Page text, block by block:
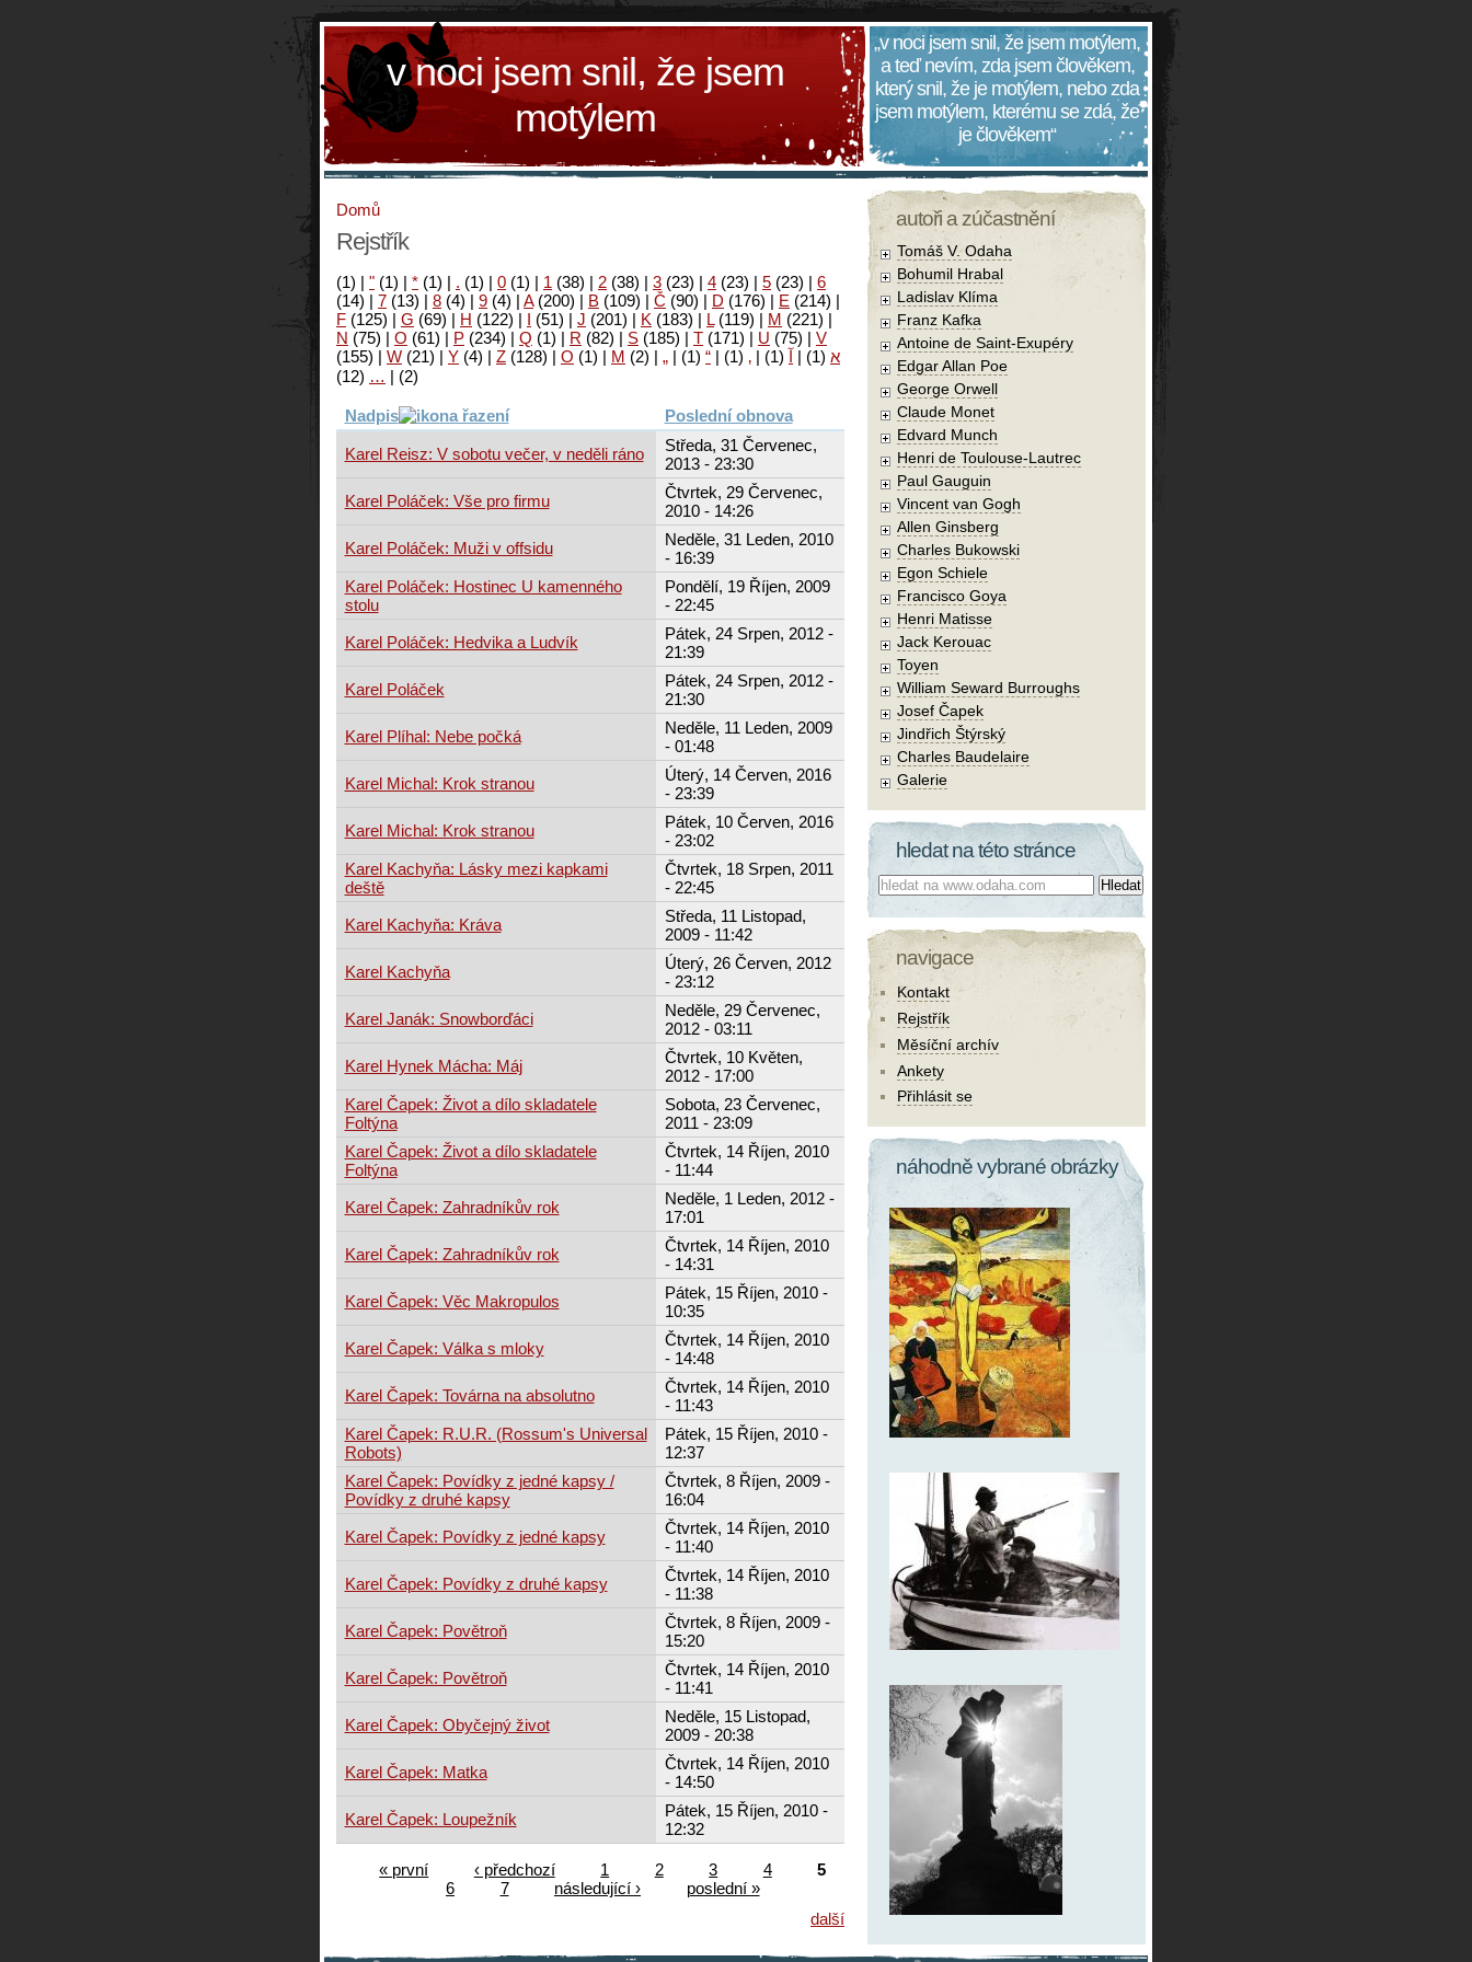
v noci jsem snil, že jsem
motýlem
„v noci jsem snil, že jsem motýlem,
a teď nevím, zda jsem člověkem,
který snil, že je motýlem, nebo zda
jsem motýlem, kterému se zdá, že
je člověkem“
Domů
Rejstřík
(1) | " (1) | * (1) | . (1) | 0 (1) | 1 (38) | 2 (38) | 3 (23) | 4 (23) | 5 (23) | 6
(14) | 7 (13) | 8 (4) | 9 (4) | A(200) | B (109) | Č (90) | D (176) | E (214) |
F (125) | G (69) | H (122) | I (51) | J (201) | K (183) | L(119) | M (221) |
N (75) | O (61) | P (234) | Q (1) | R (82) | S (185) | T (171) | U (75) | V
(155) | W (21) | Y (4) | Z (128) | Ο (1) | М (2) | א (1)
| آ (1)
|
‚
(1)
|
“
(1)
|
„
(2)
|
…
(12)
Nadpis Poslední obnova
Karel Reisz: V sobotu večer, v neděli ráno
Středa, 31 Červenec,
2013 - 23:30
Karel Poláček: Vše pro firmu
Čtvrtek, 29 Červenec,
2010 - 14:26
Karel Poláček: Muži v offsidu
Neděle, 31 Leden, 2010
- 16:39
Karel Poláček: Hostinec U kamenného
stolu
Pondělí, 19 Říjen, 2009
- 22:45
Karel Poláček: Hedvika a Ludvík
Pátek, 24 Srpen, 2012 -
21:39
Karel Poláček
Pátek, 24 Srpen, 2012 -
21:30
Karel Plíhal: Nebe počká
Neděle, 11 Leden, 2009
- 01:48
Karel Michal: Krok stranou
Úterý, 14 Červen, 2016
- 23:39
Karel Michal: Krok stranou
Pátek, 10 Červen, 2016
- 23:02
Karel Kachyňa: Lásky mezi kapkami
deště
Čtvrtek, 18 Srpen, 2011
- 22:45
Karel Kachyňa: Kráva
Středa, 11 Listopad,
2009 - 11:42
Karel Kachyňa
Úterý, 26 Červen, 2012
- 23:12
Karel Janák: Snowborďáci
Neděle, 29 Červenec,
2012 - 03:11
Karel Hynek Mácha: Máj
Čtvrtek, 10 Květen,
2012 - 17:00
Karel Čapek: Život a dílo skladatele
Foltýna
Sobota, 23 Červenec,
2011 - 23:09
Karel Čapek: Život a dílo skladatele
Foltýna
Čtvrtek, 14 Říjen, 2010
- 11:44
Karel Čapek: Zahradníkův rok
Neděle, 1 Leden, 2012 -
17:01
Karel Čapek: Zahradníkův rok
Čtvrtek, 14 Říjen, 2010
- 14:31
Karel Čapek: Věc Makropulos
Pátek, 15 Říjen, 2010 -
10:35
Karel Čapek: Válka s mloky
Čtvrtek, 14 Říjen, 2010
- 14:48
Karel Čapek: Továrna na absolutno
Čtvrtek, 14 Říjen, 2010
- 11:43
Karel Čapek: R.U.R. (Rossum's Universal
Robots)
Pátek, 15 Říjen, 2010 -
12:37
Karel Čapek: Povídky z jedné kapsy /
Povídky z druhé kapsy
Čtvrtek, 8 Říjen, 2009 -
16:04
Karel Čapek: Povídky z jedné kapsy
Čtvrtek, 14 Říjen, 2010
- 11:40
Karel Čapek: Povídky z druhé kapsy
Čtvrtek, 14 Říjen, 2010
- 11:38
Karel Čapek: Povětroň
Čtvrtek, 8 Říjen, 2009 -
15:20
Karel Čapek: Povětroň
Čtvrtek, 14 Říjen, 2010
- 11:41
Karel Čapek: Obyčejný život
Neděle, 15 Listopad,
2009 - 20:38
Karel Čapek: Matka
Čtvrtek, 14 Říjen, 2010
- 14:50
Karel Čapek: Loupežník
Pátek, 15 Říjen, 2010 -
12:32
« první ‹ předchozí 1 2 3 4
5
6
7 následující ›
poslední »
další
autoři a zúčastnění
Tomáš V. Odaha
Bohumil Hrabal
Ladislav Klíma
Franz Kafka
Antoine de Saint-Exupéry
Edgar Allan Poe
George Orwell
Claude Monet
Edvard Munch
Henri de Toulouse-Lautrec
Paul Gauguin
Vincent van Gogh
Allen Ginsberg
Charles Bukowski
Egon Schiele
Francisco Goya
Henri Matisse
Jack Kerouac
Toyen
William Seward Burroughs
Josef Čapek
Jindřich Štýrský
Charles Baudelaire
Galerie
hledat na této stránce
Co hledat:
navigace
Kontakt
Rejstřík
Měsíční archív
Ankety
Přihlásit se
náhodně vybrané obrázky